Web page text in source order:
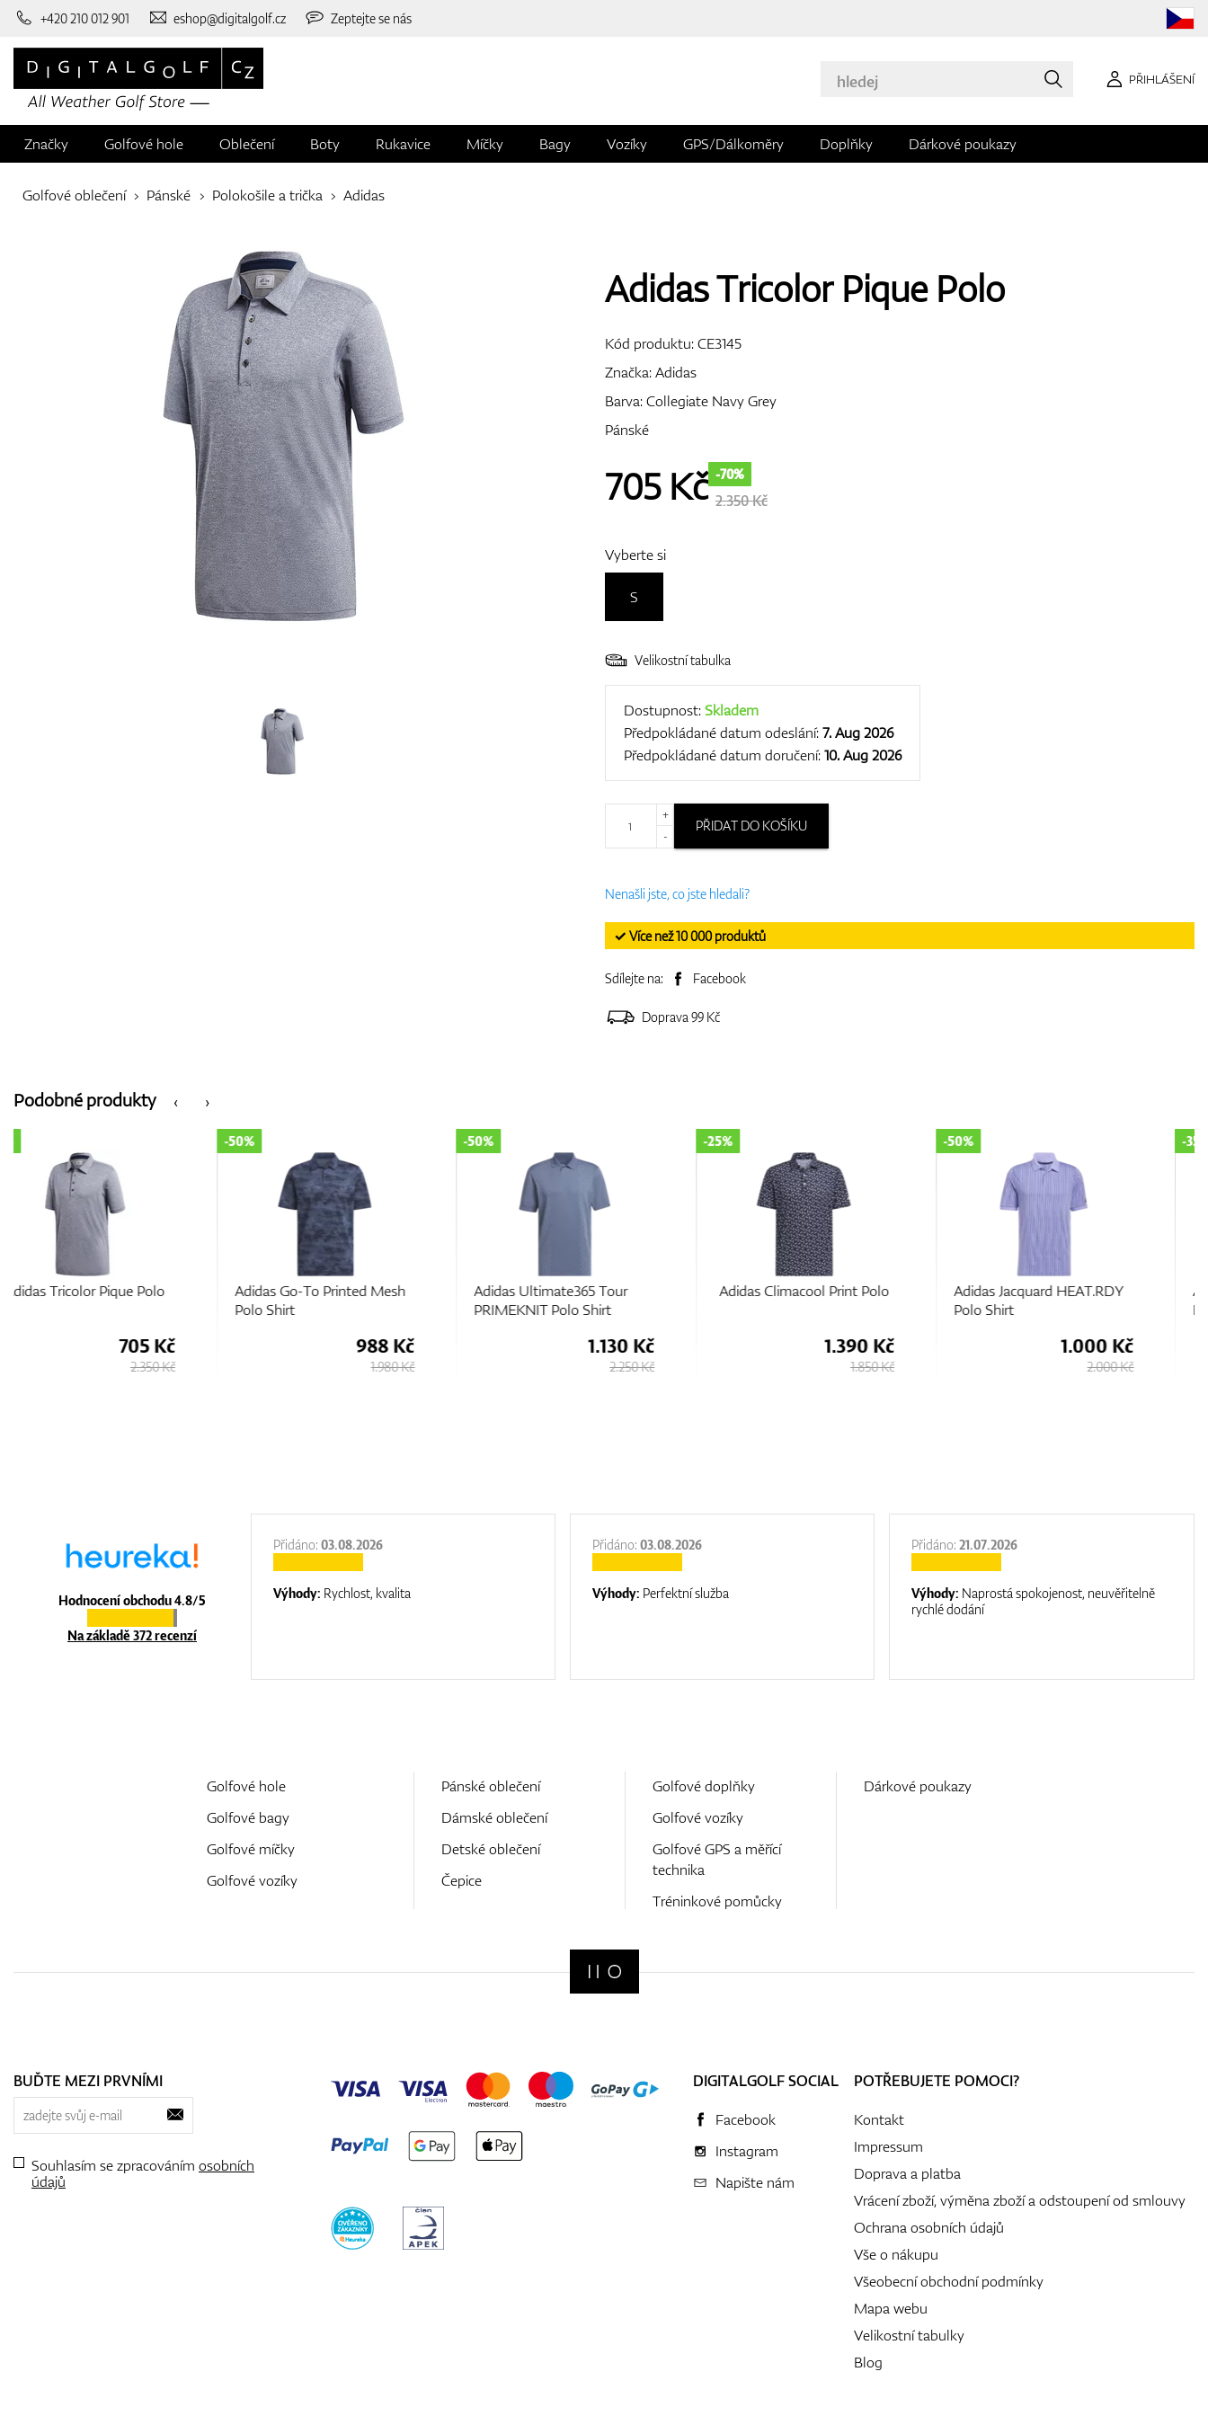
+420 210 012 901 eshop@digitalgolf.cz Zeptejte se nás
PŘIHLÁŠENÍ
Značky Golfové hole Oblečení Boty Rukavice Míčky Bagy Vozíky GPS/Dálkoměry Doplňky Dárkové poukazy
Golfové oblečení Pánské Polokošile a trička Adidas
Adidas Tricolor Pique Polo
Kód produktu:CE3145
Značka:Adidas
Barva: Collegiate Navy Grey
Pánské
705Kč -70%
2.350 Kč
Vyberte si
S
Velikostní tabulka
Dostupnost:Skladem
Předpokládané datum odeslání:7. Aug 2026
Předpokládané datum doručení:10. Aug 2026
+
-
PŘIDAT DO KOŠÍKU
Nenašli jste, co jste hledali?
✓ Více než 10 000 produktů
Sdílejte na: Facebook
Doprava 99 Kč
‹
Podobné produkty ›
Adidas Go-To Printed Mesh
988 Kč
1.980 Kč
Adidas Ultimate365 Tour
PRIMEKNIT Polo Shirt
1.130 Kč
2.250 Kč
Adidas Climacool Print Polo
1.390 Kč
1.850 Kč
Adidas Jacquard HEAT.RDY
1.000 Kč
2.000 Kč
Adidas Ultimate365 Stripe
Polo Shirt
1.210 Kč
1.860 Kč
Hodnocení obchodu 4.8/5
Na základě 372 recenzí
Přidáno:03.08.2026
Výhody: Rychlost, kvalita
Přidáno:03.08.2026
Výhody: Perfektní služba
Přidáno:21.07.2026
Výhody: Naprostá spokojenost, neuvěřitelně
rychlé dodání
Golfové hole
Golfové bagy
Golfové míčky
Golfové vozíky
Pánské oblečení
Dámské oblečení
Detské oblečení
Čepice
Golfové doplňky
Golfové vozíky
Golfové GPS a měřící
technika
Tréninkové pomůcky
Dárkové poukazy
BUĎTE MEZI PRVNÍMI
Souhlasím se zpracováním osobních
údajů
DIGITALGOLF SOCIAL
Facebook
Instagram
Napište nám
POTŘEBUJETE POMOCI?
Kontakt
Impressum
Doprava a platba
Vrácení zboží, výměna zboží a odstoupení od smlouvy
Ochrana osobních údajů
Vše o nákupu
Všeobecní obchodní podmínky
Mapa webu
Velikostní tabulky
Blog